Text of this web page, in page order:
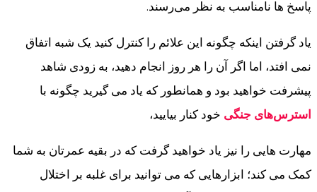
پاسخ ها نامناسب به نظر می‌رسند.
یاد گرفتن اینکه چگونه این علائم را کنترل کنید یک شبه اتفاق
نمی افتد، اما اگر آن را هر روز انجام دهید، به زودی شاهد
پیشرفت خواهید بود و همانطور که یاد می گیرید چگونه با
استرس‌های جنگی خود کنار بیایید،
مهارت هایی را نیز یاد خواهید گرفت که در بقیه عمرتان به شما
کمک می کند؛ ابزارهایی که می توانید برای غلبه بر اختلال